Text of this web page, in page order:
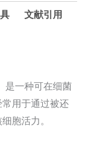
文献引用
是一种可在细菌
用于通过被还
胞活力。